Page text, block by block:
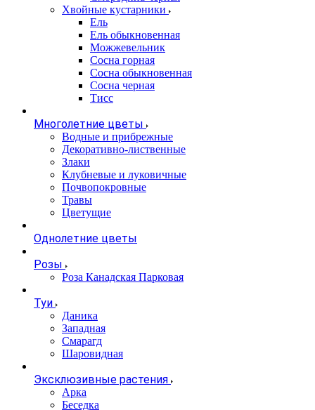
Хвойные кустарники
Ель
Ель обыкновенная
Можжевельник
Сосна горная
Сосна обыкновенная
Сосна черная
Тисс
Многолетние цветы
Водные и прибрежные
Декоративно-лиственные
Злаки
Клубневые и луковичные
Почвопокровные
Травы
Цветущие
Однолетние цветы
Розы
Роза Канадская Парковая
Туи
Даника
Западная
Смарагд
Шаровидная
Эксклюзивные растения
Арка
Беседка